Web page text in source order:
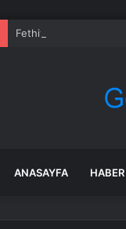
Fethiye Kirme ve
ANASAYFA HABER